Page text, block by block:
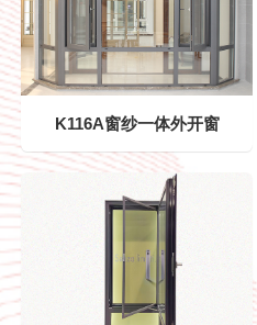
K116A窗纱一体外开窗